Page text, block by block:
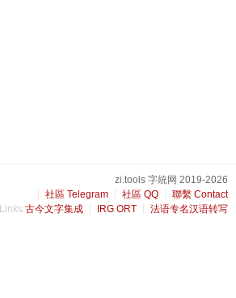
zi.tools 字統网 2019-2026
社區 Telegram
社區 QQ
聯繫 Contact
Links:古今文字集成 IRG ORT 法语专名汉语转写